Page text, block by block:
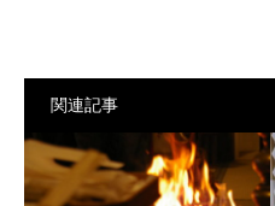
関連記事